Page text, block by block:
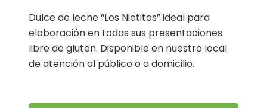
Dulce de leche “Los Nietitos” ideal para
elaboración en todas sus presentaciones
libre de gluten. Disponible en nuestro local
de atención al público o a domicilio.